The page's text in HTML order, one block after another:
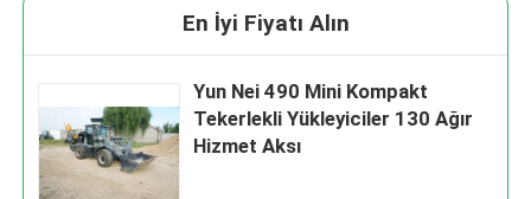
En İyi Fiyatı Alın
Yun Nei 490 Mini Kompakt
Tekerlekli Yükleyiciler 130 Ağır
Hizmet Aksı